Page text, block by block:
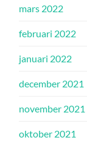
mars 2022
februari 2022
januari 2022
december 2021
november 2021
oktober 2021